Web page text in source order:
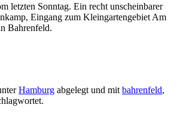
letzten Sonntag. Ein recht unscheinbarer
Eingang zum Kleingartengebiet Am
Bahrenfeld.
Hamburg abgelegt und mit bahrenfeld,